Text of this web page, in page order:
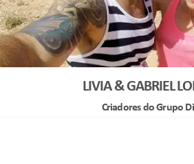
LIVIA & GABRIEL
Criadores do Grupo